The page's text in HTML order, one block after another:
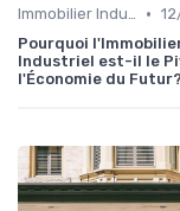
Immobilier Industriel et Logistique •
Pourquoi
Industriel est-il le
l'Économie du Futur?